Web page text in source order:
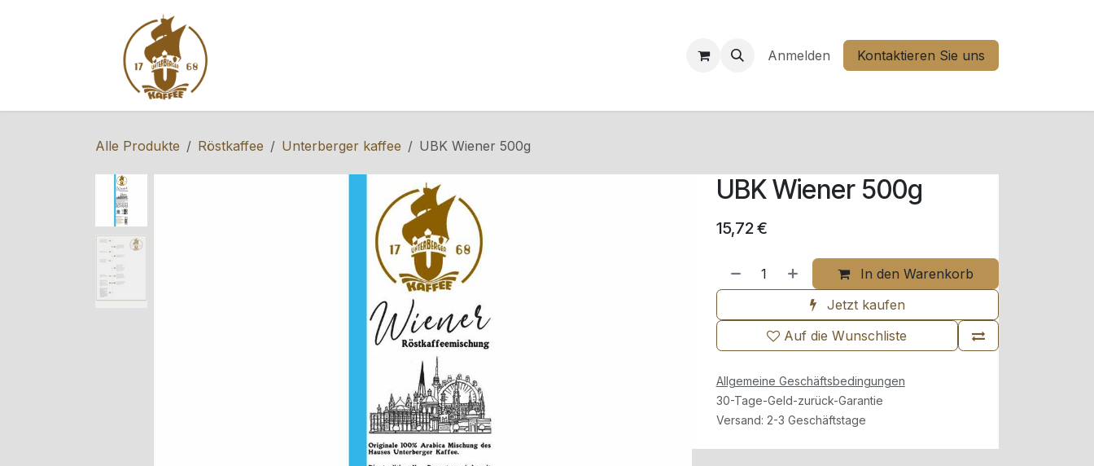
Anmelden Kontaktieren Sie uns
Alle Produkte Röstkaffee Unterberger kaffee UBK Wiener 500g
UBK Wiener 500g
15,72€
In den Warenkorb
Jetzt kaufen
Auf die Wunschliste
Allgemeine Geschäftsbedingungen
30-Tage-Geld-zurück-Garantie
Versand: 2-3 Geschäftstage